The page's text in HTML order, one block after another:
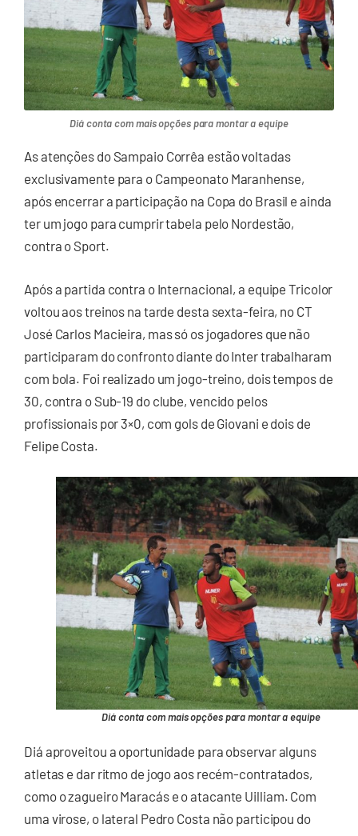
Diá conta com mais opções para montar a equipe
As atenções do Sampaio Corrêa estão voltadas
exclusivamente para o Campeonato Maranhense,
após encerrar a participação na Copa do Brasil e ainda
ter um jogo para cumprir tabela pelo Nordestão,
contra o Sport.
Após a partida contra o Internacional, a equipe Tricolor
voltou aos treinos na tarde desta sexta-feira, no CT
José Carlos Macieira, mas só os jogadores que não
participaram do confronto diante do Inter trabalharam
com bola. Foi realizado um jogo-treino, dois tempos de
30, contra o Sub-19 do clube, vencido pelos
profissionais por 3×0, com gols de Giovani e dois de
Felipe Costa.
Diá conta com mais opções para montar a equipe
Diá aproveitou a oportunidade para observar alguns
atletas e dar ritmo de jogo aos recém-contratados,
como o zagueiro Maracás e o atacante Uilliam. Com
uma virose, o lateral Pedro Costa não participou do